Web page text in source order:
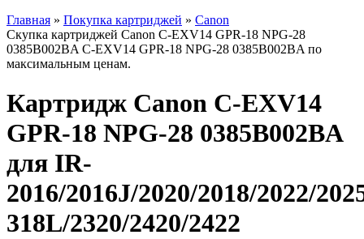
Главная » Покупка картриджей » Canon
Скупка картриджей Canon C-EXV14 GPR-18 NPG-28
0385B002BA C-EXV14 GPR-18 NPG-28 0385B002BA по
максимальным ценам.
Картридж Canon C-EXV14
GPR-18 NPG-28 0385B002BA
для IR-
2016/2016J/2020/2018/2022/
318L/2320/2420/2422